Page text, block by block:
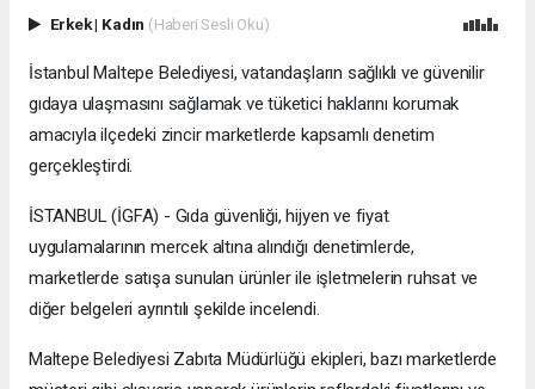
Erkek| Kadın (Haberi Sesli Oku)
İstanbul Maltepe Belediyesi, vatandaşların sağlıklı ve güvenilir
gıdaya ulaşmasını sağlamak ve tüketici haklarını korumak
amacıyla ilçedeki zincir marketlerde kapsamlı denetim
gerçekleştirdi.
İSTANBUL (İGFA) - Gıda güvenliği, hijyen ve fiyat
uygulamalarının mercek altına alındığı denetimlerde,
marketlerde satışa sunulan ürünler ile işletmelerin ruhsat ve
diğer belgeleri ayrıntılı şekilde incelendi.
Maltepe Belediyesi Zabıta Müdürlüğü ekipleri, bazı marketlerde